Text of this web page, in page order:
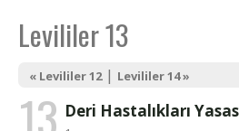
Levililer 13
« Levililer 12| Levililer 14 »
13 Deri Hastalıkları